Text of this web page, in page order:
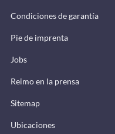
Condiciones de garantía
Pie de imprenta
Jobs
Reimo en la prensa
Sitemap
Ubicaciones